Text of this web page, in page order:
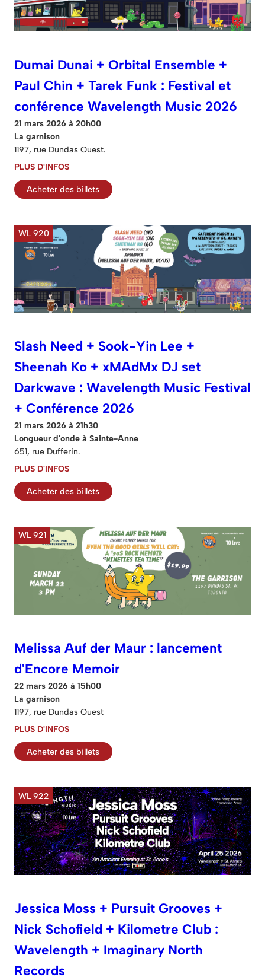
Dumai Dunai + Orbital Ensemble +
Paul Chin + Tarek Funk : Festival et
conférence Wavelength Music 2026
21 mars 2026 à 20h00
La garnison
1197, rue Dundas Ouest.
PLUS D'INFOS
Acheter des billets
WL 920
Slash Need + Sook-Yin Lee +
Sheenah Ko + xMAdMx DJ set
Darkwave : Wavelength Music Festival
+ Conférence 2026
21 mars 2026 à 21h30
Longueur d'onde à Sainte-Anne
651, rue Dufferin.
PLUS D'INFOS
Acheter des billets
WL 921
Melissa Auf der Maur : lancement
d'Encore Memoir
22 mars 2026 à 15h00
La garnison
1197, rue Dundas Ouest
PLUS D'INFOS
Acheter des billets
WL 922
Jessica Moss + Pursuit Grooves +
Nick Schofield + Kilometre Club :
Wavelength + Imaginary North
Records